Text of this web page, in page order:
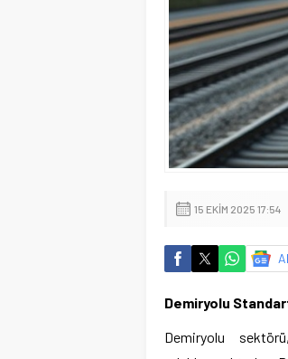
15 EKIM 2025 17:54
Demiryolu
Demiryolu